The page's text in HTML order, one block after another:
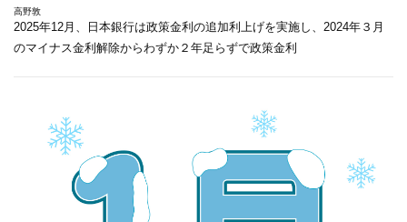
高野敦
2025年12月、日本銀行は政策金利の追加利上げを実施し、2024年３月
のマイナス金利解除からわずか２年足らずで政策金利